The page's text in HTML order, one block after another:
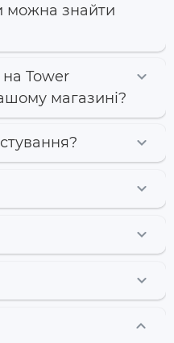
можна знайти
на Tower
магазині?